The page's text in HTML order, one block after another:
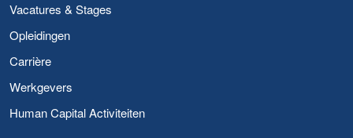
Vacatures & Stages
Opleidingen
Carrière
Werkgevers
Human Capital Activiteiten